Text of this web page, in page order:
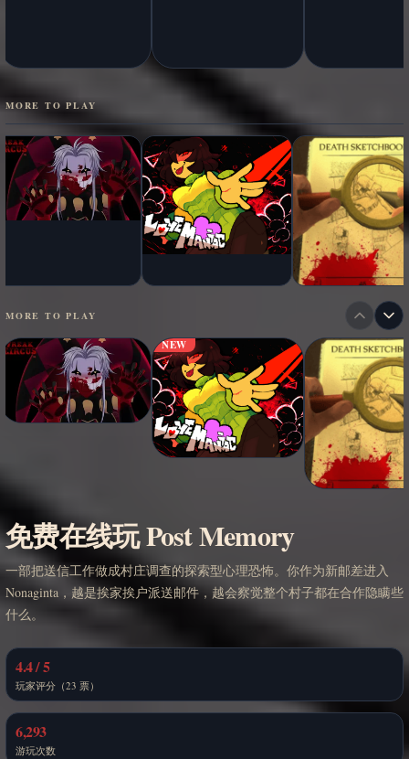
MORE TO PLAY
MORE TO PLAY
NEW
免费在线玩 Post Memory
一部把送信工作做成村庄调查的探索型心理恐怖。你作为新邮差进入
Nonaginta，越是挨家挨户派送邮件，越会察觉整个村子都在合作隐瞒些
什么。
4.4 / 5
玩家评分（23 票）
6,293
游玩次数